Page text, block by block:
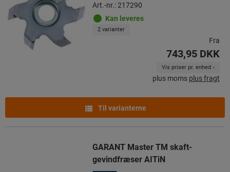
Art.-nr.: 217290
Kan leveres
2 varianter
Fra
743,95 DKK
Vis priser pr. enhed
plus moms plus fragt
Til varianterne
GARANT Master TM skaft-
gevindfræser AITiN